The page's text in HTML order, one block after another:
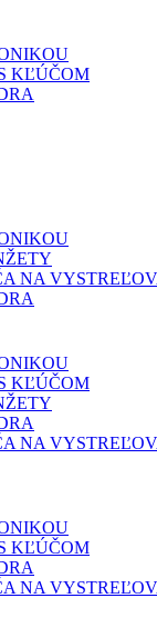
KĽÚČOM
NA
KĽÚČOM
NA
KĽÚČOM
NA